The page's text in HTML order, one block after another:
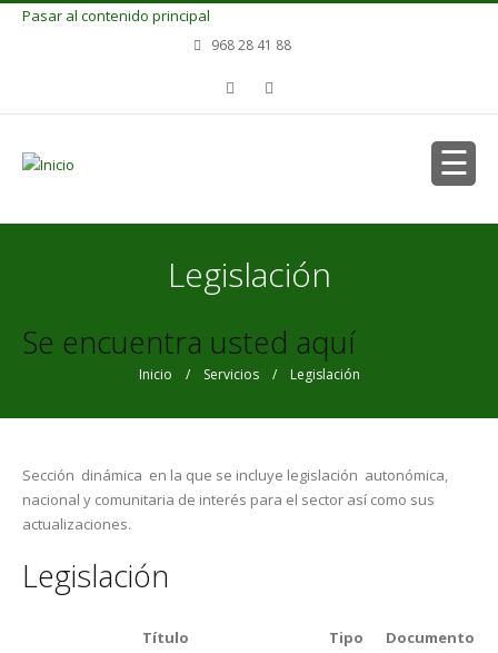
Pasar al contenido principal
968 28 41 88
Legislación
Se encuentra usted aquí
Inicio / Servicios/ Legislación
Sección dinámica en la que se incluye legislación autonómica,
nacional y comunitaria de interés para el sector así como sus
actualizaciones.
Legislación
Título Tipo
Documento